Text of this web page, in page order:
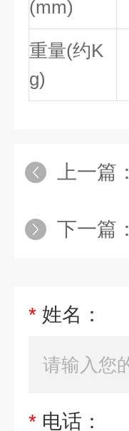
(mm)
重量(约K
g)
上一篇：
下一篇：
* 姓名：
* 电话：